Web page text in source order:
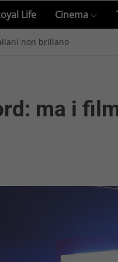
Life Cinema
non brillano
ma i